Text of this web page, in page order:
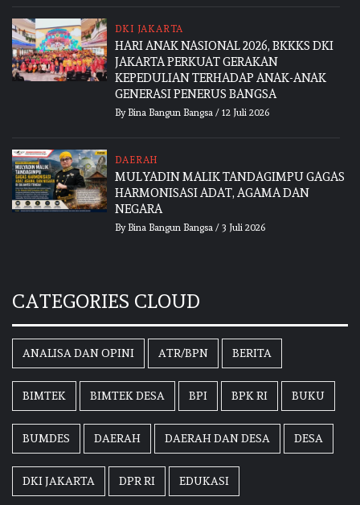
DKI JAKARTA
HARI ANAK NASIONAL 2026, BKKKS DKI
JAKARTA PERKUAT GERAKAN
KEPEDULIAN TERHADAP ANAK-ANAK
GENERASI PENERUS BANGSA
By Bina Bangun Bangsa/ 12 Juli 2026
DAERAH
MULYADIN MALIK TANDAGIMPU GAGAS
HARMONISASI ADAT, AGAMA DAN
NEGARA
By Bina Bangun Bangsa/ 3 Juli 2026
CATEGORIES CLOUD
ANALISA DAN OPINI ATR/BPN BERITA
BIMTEK BIMTEK DESA BPI BPK RI BUKU
BUMDES DAERAH DAERAH DAN DESA DESA
DKI JAKARTA DPR RI EDUKASI